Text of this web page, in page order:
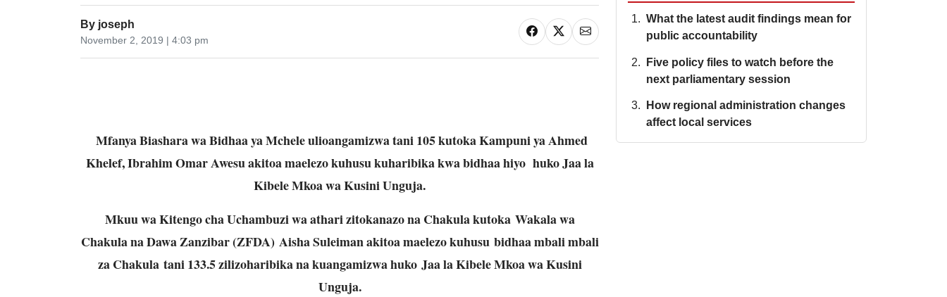
By joseph
November 2, 2019 | 4:03 pm
Mfanya Biashara wa Bidhaa ya Mchele ulioangamizwa tani 105 kutoka Kampuni ya Ahmed
Khelef, Ibrahim Omar Awesu akitoa maelezo kuhusu kuharibika kwa bidhaa hiyo huko Jaa la
Kibele Mkoa wa Kusini Unguja.
Mkuu wa Kitengo cha Uchambuzi wa athari zitokanazo na Chakula kutoka Wakala wa
Chakula na Dawa Zanzibar (ZFDA) Aisha Suleiman akitoa maelezo kuhusu bidhaa mbali mbali
za Chakula tani 133.5 zilizoharibika na kuangamizwa huko Jaa la Kibele Mkoa wa Kusini
Unguja.
What the latest audit findings mean for
public accountability
Five policy files to watch before the
next parliamentary session
How regional administration changes
affect local services